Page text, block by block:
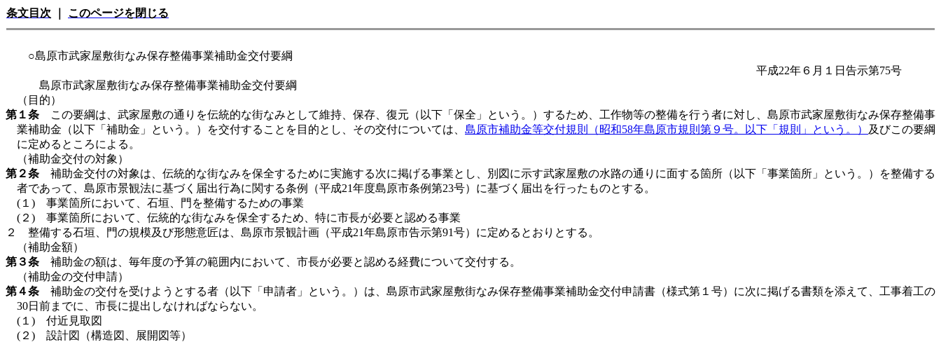
条文目次 このページを閉じる
○島原市武家屋敷街なみ保存整備事業補助金交付要綱
平成22年６月１日告示第75号
島原市武家屋敷街なみ保存整備事業補助金交付要綱
（目的）
第１条 この要綱は、武家屋敷の通りを伝統的な街なみとして維持、保存、復元（以下「保全」という。）するため、工作物等の整備を行う者に対し、島原市武家屋敷街なみ保存整備事
業補助金（以下「補助金」という。）を交付することを目的とし、その交付については、 島原市補助金等交付規則（昭和58年島原市規則第９号。以下「規則」という。）
及びこの要綱
に定めるところによる。
（補助金交付の対象）
第２条 補助金交付の対象は、伝統的な街なみを保全するために実施する次に掲げる事業とし、別図に示す武家屋敷の水路の通りに面する箇所（以下「事業箇所」という。）を整備する
者であって、島原市景観法に基づく届出行為に関する条例（平成21年度島原市条例第23号）に基づく届出を行ったものとする。
(１) 事業箇所において、石垣、門を整備するための事業
(２) 事業箇所において、伝統的な街なみを保全するため、特に市長が必要と認める事業
２ 整備する石垣、門の規模及び形態意匠は、島原市景観計画（平成21年島原市告示第91号）に定めるとおりとする。
（補助金額）
第３条 補助金の額は、毎年度の予算の範囲内において、市長が必要と認める経費について交付する。
（補助金の交付申請）
第４条 補助金の交付を受けようとする者（以下「申請者」という。）は、島原市武家屋敷街なみ保存整備事業補助金交付申請書（様式第１号）に次に掲げる書類を添えて、工事着工の
30日前までに、市長に提出しなければならない。
(１) 付近見取図
(２) 設計図（構造図、展開図等）